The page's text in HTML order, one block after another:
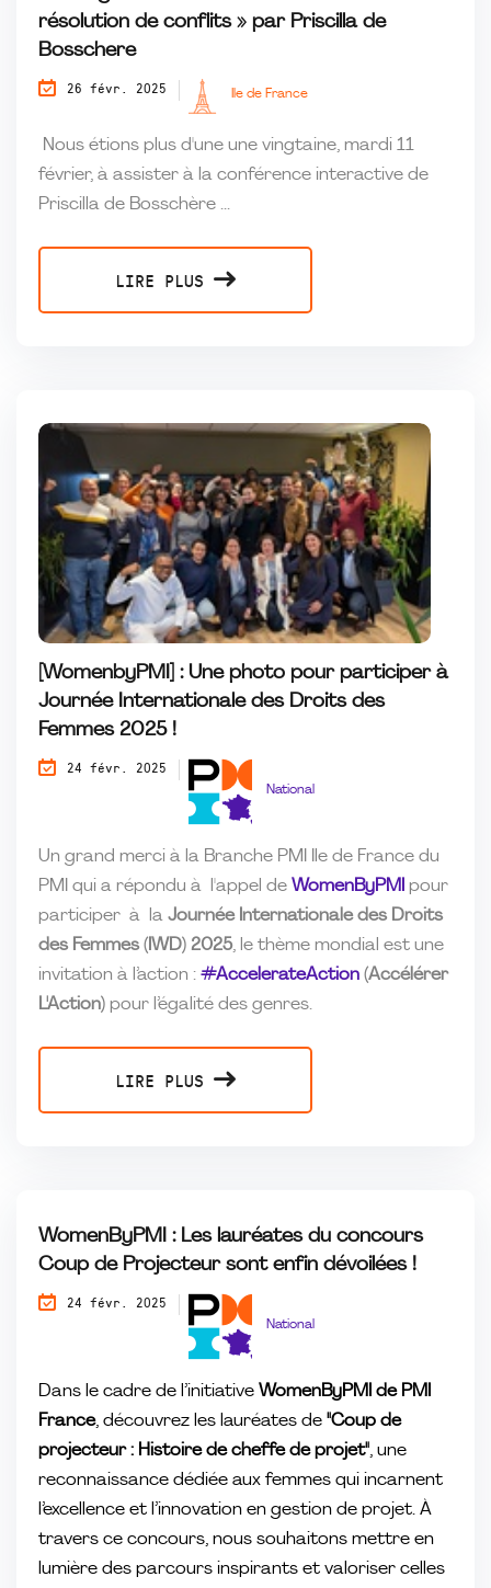
résolution de conflits » par Priscilla de
Bosschere
26 févr. 2025 Ile de France
Nous étions plus d'une une vingtaine, mardi 11
février, à assister à la conférence interactive de
Priscilla de Bosschère ...
LIRE PLUS
[WomenbyPMI] : Une photo pour participer à
Journée Internationale des Droits des
Femmes 2025 !
24 févr. 2025
National
Un grand merci à la Branche PMI Ile de France du
PMI qui a répondu à l'appel de WomenByPMI pour
participer à la Journée Internationale des Droits
des Femmes (IWD) 2025, le thème mondial est une
invitation à l’action : #AccelerateAction (Accélérer
L'Action) pour l’égalité des genres.
LIRE PLUS
WomenByPMI : Les lauréates du concours
Coup de Projecteur sont enfin dévoilées !
24 févr. 2025
National
Dans le cadre de l’initiative WomenByPMI de PMI
France, découvrez les lauréates de "Coup de
projecteur : Histoire de cheffe de projet", une
reconnaissance dédiée aux femmes qui incarnent
l’excellence et l’innovation en gestion de projet. À
travers ce concours, nous souhaitons mettre en
lumière des parcours inspirants et valoriser celles